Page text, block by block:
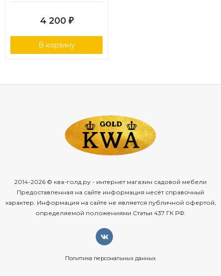
4 200 ₽
В корзину
2014-2026 © ква-голд.ру - интернет магазин садовой мебели
Предоставленная на сайте информация несёт справочный
характер. Информация на сайте не является публичной офертой,
определяемой положениями Статьи 437 ГК РФ.
Политика персональных данных